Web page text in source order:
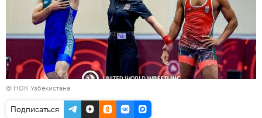
© НОК Узбекистана
Подписаться